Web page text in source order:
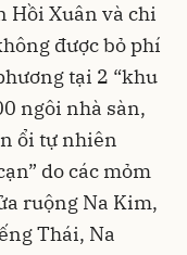
Hồi Xuân và chi
được bỏ phí
tại 2 “khu
ngôi nhà sàn,
ổi tự nhiên
do các mỏm
ruộng Na Kim,
Thái, Na